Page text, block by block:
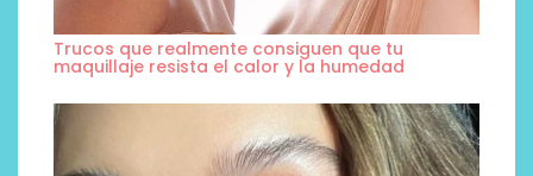
Trucos que realmente consiguen que tu
maquillaje resista el calor y la humedad